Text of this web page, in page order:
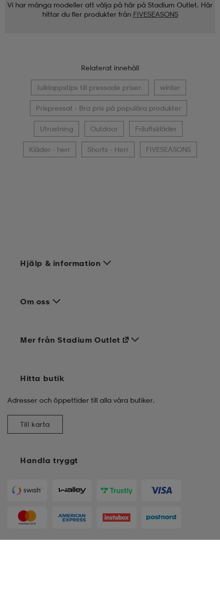
Vi har många modeller att välja på här på Stadium Outlet. Här
hittar du fler produkter från FIVESEASONS
Relaterat innehåll
Julklappstips till pressade priser. winter
Prispressat - Bra pris på populära produkter
Utrustning Outdoor Friluftskläder
Kläder - herr Shorts - Herr FIVESEASONS
Hjälp & information
Om oss
Handla tryggt
Mer från Stadium Outlet
Hitta butik
Adresser och öppettider till alla våra butiker.
Till karta